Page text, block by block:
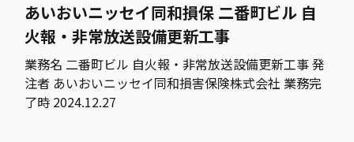
あいおいニッセイ同和損保 二番町ビル 自
火報・非常放送設備更新工事
業務名 二番町ビル 自火報・非常放送設備更新工事 発
注者 あいおいニッセイ同和損害保険株式会社 業務完
了時 2024.12.27